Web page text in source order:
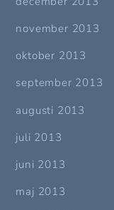
november 2013
oktober 2013
september 2013
augusti 2013
juli 2013
juni 2013
maj 2013